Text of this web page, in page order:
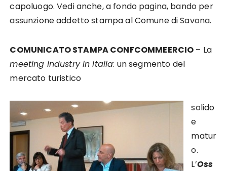
capoluogo. Vedi anche, a fondo pagina, bando per
assunzione addetto stampa al Comune di Savona.
COMUNICATO STAMPA CONFCOMMEERCIO – La
meeting industry in Italia: un segmento del
mercato turistico
solido
e
matur
o.
L’Oss